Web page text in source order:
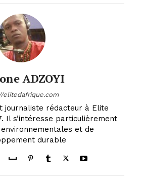
ADZOYI
elitedafrique.com
journaliste rédacteur à Elite
Il s’intéresse particulièrement
et de
durable